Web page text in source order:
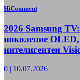
HiComment
2026 Samsung
поколение
интелигентен
0 | 10.07.2026